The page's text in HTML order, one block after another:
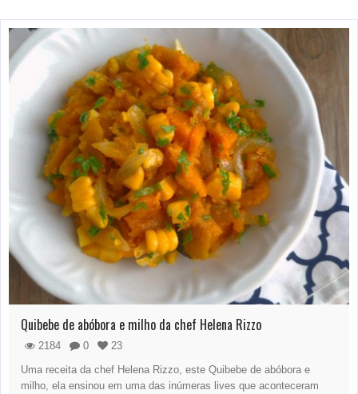
Quibebe de abóbora e milho da chef Helena Rizzo
2184 0
23
Uma receita da chef Helena Rizzo, este Quibebe de abóbora e
milho, ela ensinou em uma das inúmeras lives que aconteceram